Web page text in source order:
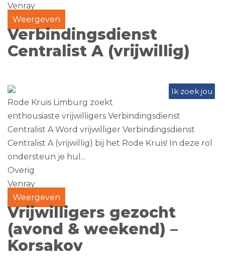
Venray
Weergeven
Verbindingsdienst
Centralist A (vrijwillig)
Ik zoek jou
Rode Kruis Limburg zoekt
enthousiaste vrijwilligers Verbindingsdienst
Centralist A Word vrijwilliger Verbindingsdienst
Centralist A (vrijwillig) bij het Rode Kruis! In deze rol
ondersteun je hul...
Overig
Venray
Weergeven
Vrijwilligers gezocht
(avond & weekend) –
Korsakov